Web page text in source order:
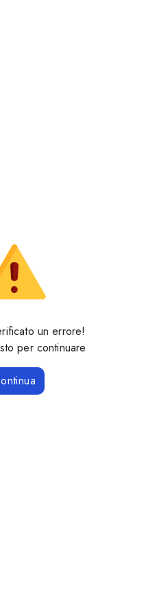
un errore!
per continuare